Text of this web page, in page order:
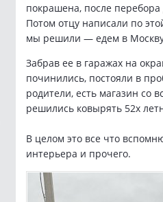
покрашена, после
Потом отцу написали по
мы решили — едем в
Забрав ее в гаражах на
починились, постояли в
родители, есть магазин со
решились ковырять 52х
В целом это все что
интерьера и прочего.